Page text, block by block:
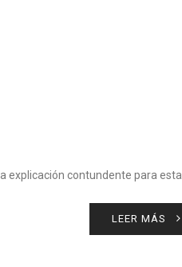
explicación contundente para esta
LEER MÁS